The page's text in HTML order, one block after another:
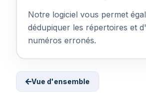
Notre logiciel vous permet
dédupiquer les répertoires et
numéros erronés.
Vue d'ensemble